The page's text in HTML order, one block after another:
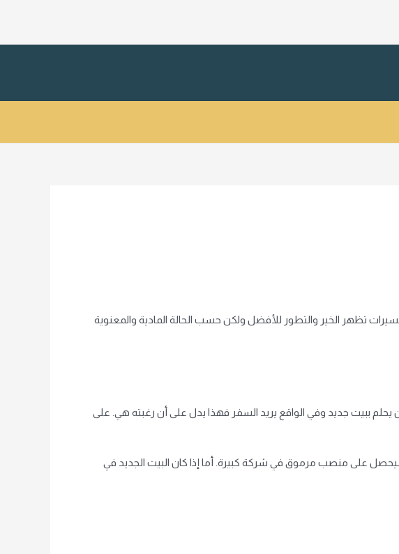
تظهر الخير والتطور للأفضل ولكن حسب الحالة المادية والمعنوية
يحلم ببيت جديد وفي الواقع يريد السفر فهذا يدل على أن رغبته هي. على
على منصب مرموق في شركة كبيرة. أما إذا كان البيت الجديد في